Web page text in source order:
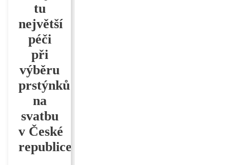
tu
největší
péči
při
výběru
prstýnků
na
svatbu
v České
republice